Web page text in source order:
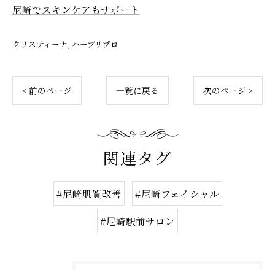
尼崎でスキンケアもサポート
クリスティーナ ハーブリプロ
< 前のページ 一覧に戻る 次のページ >
関連タグ
#尼崎肌質改善 #尼崎フェイシャル
#尼崎駅前サロン